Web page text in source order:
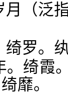
（泛
罗。
绮霞
靡。